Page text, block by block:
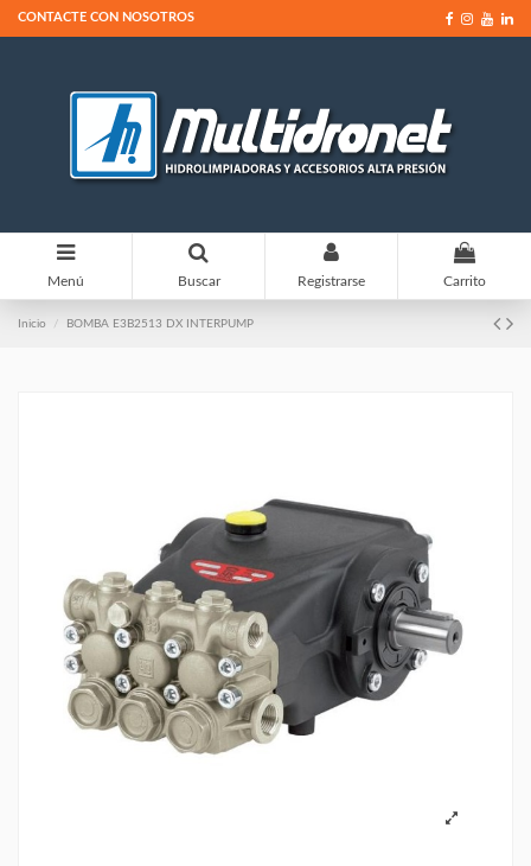
CONTACTE CON NOSOTROS
Menú Buscar Registrarse
0
Carrito
Inicio BOMBA E3B2513 DX INTERPUMP